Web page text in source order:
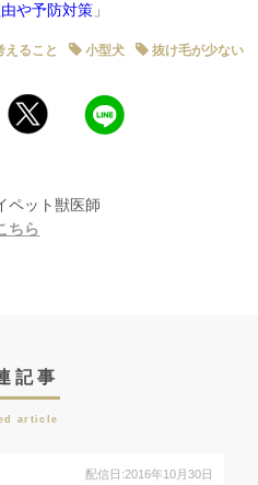
や予防対策 」
えること 小型犬 抜け毛が少ない
ペット獣医師
ちら
記事
article
配信日:2016年10月30日